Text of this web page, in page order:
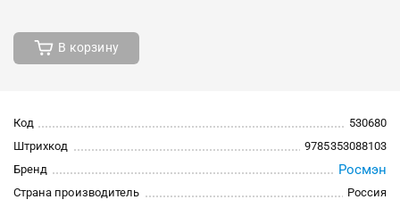
В корзину
Код
530680
Штрихкод
9785353088103
Бренд
Росмэн
Страна производитель
Россия